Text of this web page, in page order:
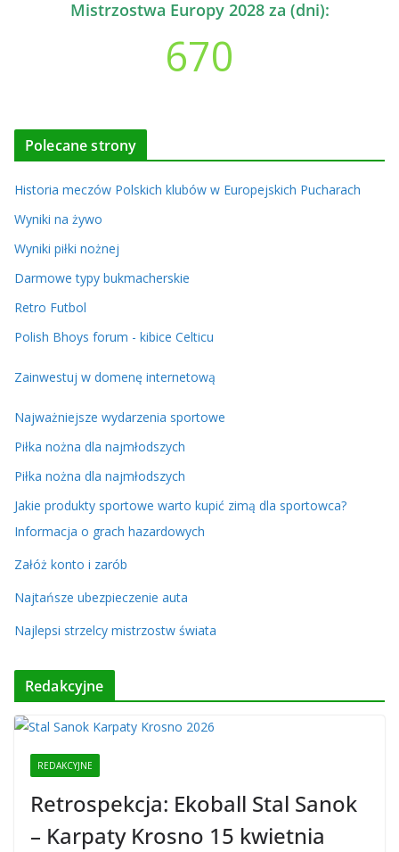
Mistrzostwa Europy 2028 za (dni):
670
Polecane strony
Historia meczów Polskich klubów w Europejskich Pucharach
Wyniki na żywo
Wyniki piłki nożnej
Darmowe typy bukmacherskie
Retro Futbol
Polish Bhoys forum - kibice Celticu
Zainwestuj w domenę internetową
Najważniejsze wydarzenia sportowe
Piłka nożna dla najmłodszych
Piłka nożna dla najmłodszych
Jakie produkty sportowe warto kupić zimą dla sportowca?
Informacja o grach hazardowych
Załóż konto i zarób
Najtańsze ubezpieczenie auta
Najlepsi strzelcy mistrzostw świata
Redakcyjne
REDAKCYJNE
Retrospekcja: Ekoball Stal Sanok
– Karpaty Krosno 15 kwietnia